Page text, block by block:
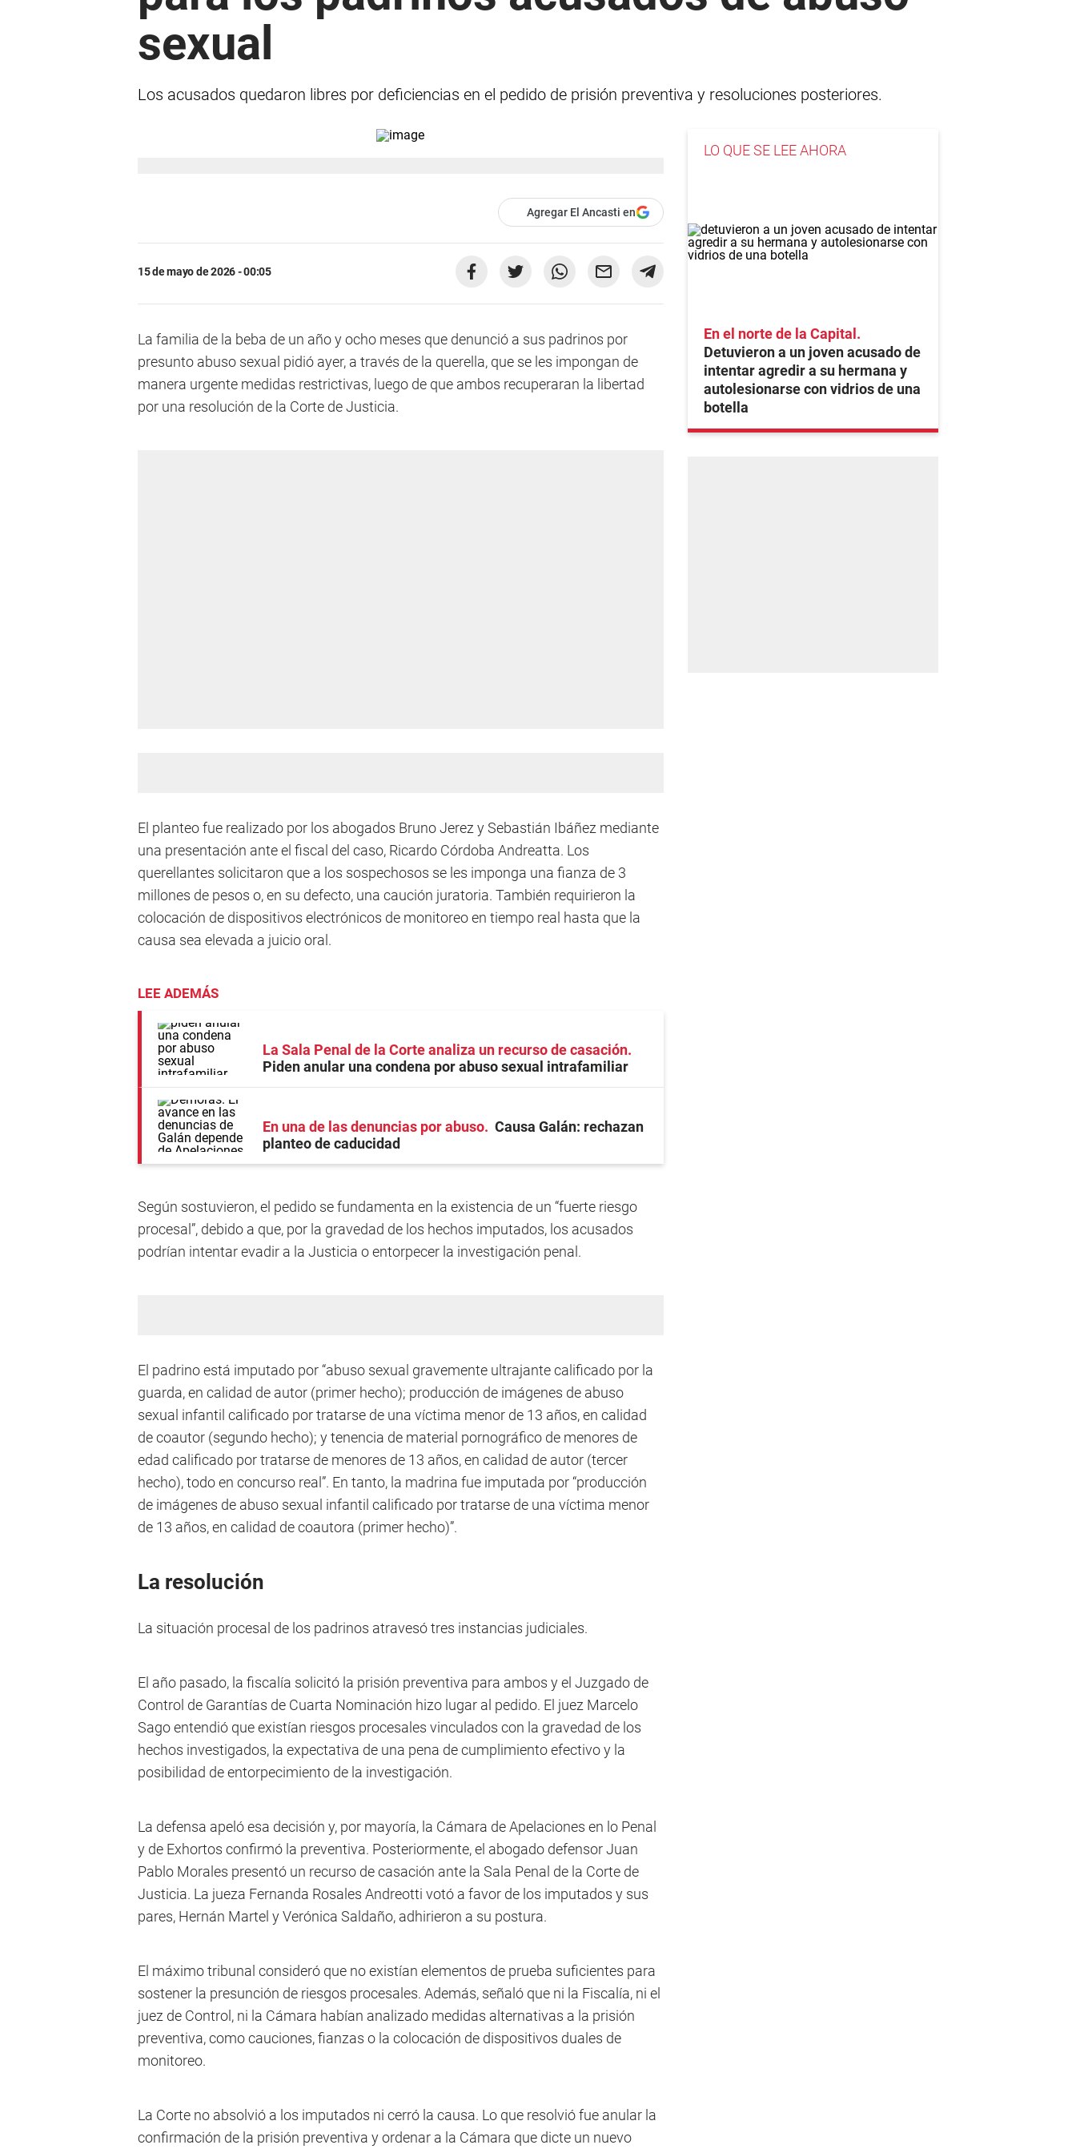
sexual
Los acusados quedaron libres por deficiencias en el pedido de prisión preventiva y resoluciones posteriores.
Agregar El Ancasti en
15 de mayo de 2026 - 00:05
La familia de la beba de un año y ocho meses que denunció a sus padrinos por
presunto abuso sexual pidió ayer, a través de la querella, que se les impongan de
manera urgente medidas restrictivas, luego de que ambos recuperaran la libertad
por una resolución de la Corte de Justicia.
El planteo fue realizado por los abogados Bruno Jerez y Sebastián Ibáñez mediante
una presentación ante el fiscal del caso, Ricardo Córdoba Andreatta. Los
querellantes solicitaron que a los sospechosos se les imponga una fianza de 3
millones de pesos o, en su defecto, una caución juratoria. También requirieron la
colocación de dispositivos electrónicos de monitoreo en tiempo real hasta que la
causa sea elevada a juicio oral.
LEE ADEMÁS
La Sala Penal de la Corte analiza un recurso de casación
Piden anular una condena por abuso sexual intrafamiliar
En una de las denuncias por abuso
Causa Galán: rechazan
planteo de caducidad
Según sostuvieron, el pedido se fundamenta en la existencia de un “fuerte riesgo
procesal”, debido a que, por la gravedad de los hechos imputados, los acusados
podrían intentar evadir a la Justicia o entorpecer la investigación penal.
El padrino está imputado por “abuso sexual gravemente ultrajante calificado por la
guarda, en calidad de autor (primer hecho); producción de imágenes de abuso
sexual infantil calificado por tratarse de una víctima menor de 13 años, en calidad
de coautor (segundo hecho); y tenencia de material pornográfico de menores de
edad calificado por tratarse de menores de 13 años, en calidad de autor (tercer
hecho), todo en concurso real”. En tanto, la madrina fue imputada por “producción
de imágenes de abuso sexual infantil calificado por tratarse de una víctima menor
de 13 años, en calidad de coautora (primer hecho)”.
La resolución
La situación procesal de los padrinos atravesó tres instancias judiciales.
El año pasado, la fiscalía solicitó la prisión preventiva para ambos y el Juzgado de
Control de Garantías de Cuarta Nominación hizo lugar al pedido. El juez Marcelo
Sago entendió que existían riesgos procesales vinculados con la gravedad de los
hechos investigados, la expectativa de una pena de cumplimiento efectivo y la
posibilidad de entorpecimiento de la investigación.
La defensa apeló esa decisión y, por mayoría, la Cámara de Apelaciones en lo Penal
y de Exhortos confirmó la preventiva. Posteriormente, el abogado defensor Juan
Pablo Morales presentó un recurso de casación ante la Sala Penal de la Corte de
Justicia. La jueza Fernanda Rosales Andreotti votó a favor de los imputados y sus
pares, Hernán Martel y Verónica Saldaño, adhirieron a su postura.
El máximo tribunal consideró que no existían elementos de prueba suficientes para
sostener la presunción de riesgos procesales. Además, señaló que ni la Fiscalía, ni el
juez de Control, ni la Cámara habían analizado medidas alternativas a la prisión
preventiva, como cauciones, fianzas o la colocación de dispositivos duales de
monitoreo.
La Corte no absolvió a los imputados ni cerró la causa. Lo que resolvió fue anular la
confirmación de la prisión preventiva y ordenar a la Cámara que dicte un nuevo
LO QUE SE LEE AHORA
En el norte de la Capital
Detuvieron a un joven acusado de
intentar agredir a su hermana y
autolesionarse con vidrios de una
botella